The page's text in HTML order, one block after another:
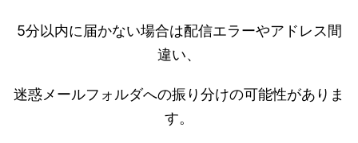
5分以内に届かない場合は配信エラーやアドレス間
違い、
迷惑メールフォルダへの振り分けの可能性がありま
す。